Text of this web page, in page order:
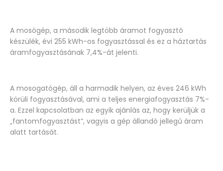
A mosógép, a második legtöbb áramot fogyasztó
készülék, évi 255 kWh-os fogyasztással és ez a háztartás
áramfogyasztásának 7,4%-át jelenti.
A mosogatógép, áll a harmadik helyen, az éves 246 kWh
körüli fogyasztásával, ami a teljes energiafogyasztás 7%-
a. Ezzel kapcsolatban az egyik ajánlás az, hogy kerüljük a
„fantomfogyasztást”, vagyis a gép állandó jellegű áram
alatt tartását.